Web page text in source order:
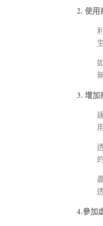
2. 使用
3. 增加
4.參加